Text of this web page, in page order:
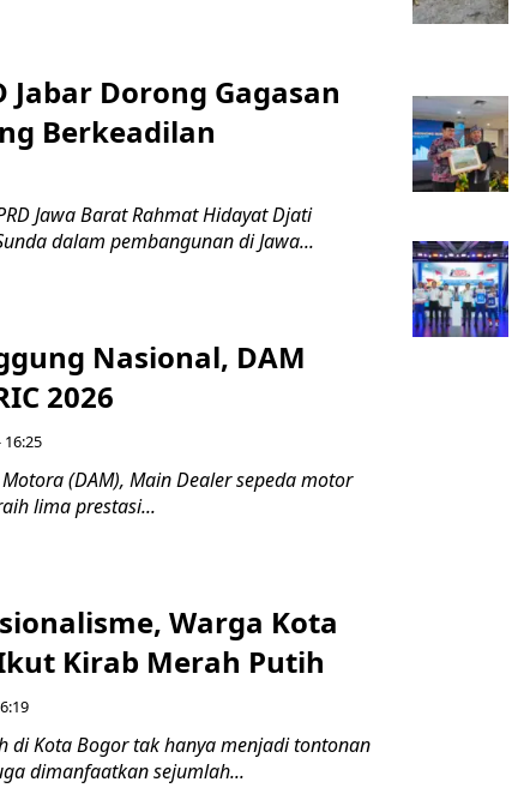
Jabar Dorong Gagasan
Berkeadilan
Jawa Barat Rahmat Hidayat Djati
dalam pembangunan di Jawa...
Nasional, DAM
2026
Motora (DAM), Main Dealer sepeda motor
lima prestasi...
Warga Kota
Ikut Kirab Merah Putih
di Kota Bogor tak hanya menjadi tontonan
dimanfaatkan sejumlah...